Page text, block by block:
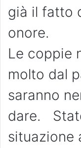
già il fatto
onore.
Le coppie
molto dal
saranno
dare.
situazione